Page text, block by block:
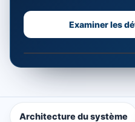
Examiner les
Voir la présentation du
Présentation de
Architecture du système